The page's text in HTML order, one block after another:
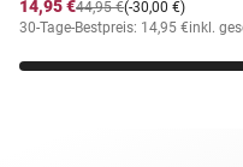
14,95 €
(-30,00 €)
44,95 €
30-Tage-Bestpreis: 14,95 €inkl.